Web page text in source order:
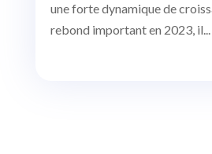
une forte dynamique de
rebond important en 2023, il...